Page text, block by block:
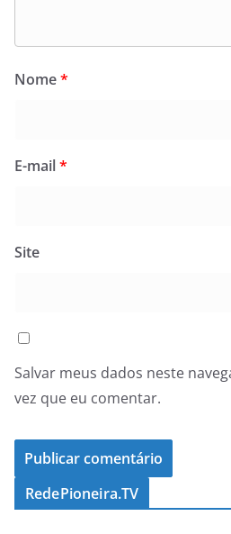
Nome*
E-mail*
Site
Salvar meus dados neste
vez que eu comentar.
RedePioneira.TV